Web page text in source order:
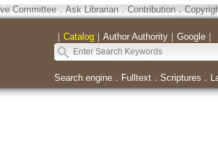
Committee．Ask Librarian．Contribution．
｜ Catalog｜ Author Authority｜ Google｜
Search engine． Fulltext． Scriptures ．